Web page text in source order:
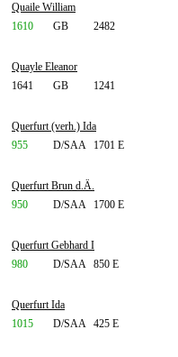
Quaile William
1610
GB 2482
Quayle Eleanor
1641
GB 1241
Querfurt (verh.) Ida
955
D/SAA 1701 E
Querfurt Brun d.Ä.
950
D/SAA 1700 E
Querfurt Gebhard I
980
D/SAA 850 E
Querfurt Ida
1015
D/SAA 425 E